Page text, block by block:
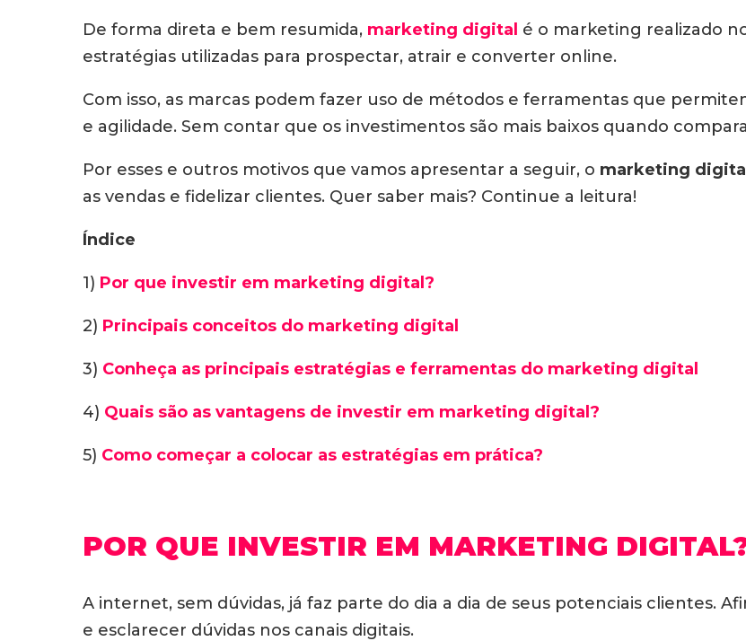
De forma direta e bem resumida, marketing digital é o marketing realizado
estratégias utilizadas para prospectar, atrair e converter online.
Com isso, as marcas podem fazer uso de métodos e ferramentas que
e agilidade. Sem contar que os investimentos são mais baixos quando
Por esses e outros motivos que vamos apresentar a seguir, o marketing digital
as vendas e fidelizar clientes. Quer saber mais? Continue a leitura!
Índice
1) Por que investir em marketing digital?
2) Principais conceitos do marketing digital
3) Conheça as principais estratégias e ferramentas do marketing digital
4) Quais são as vantagens de investir em marketing digital?
5) Como começar a colocar as estratégias em prática?
POR QUE INVESTIR EM MARKETING
A internet, sem dúvidas, já faz parte do dia a dia de seus potenciais clientes.
e esclarecer dúvidas nos canais digitais.